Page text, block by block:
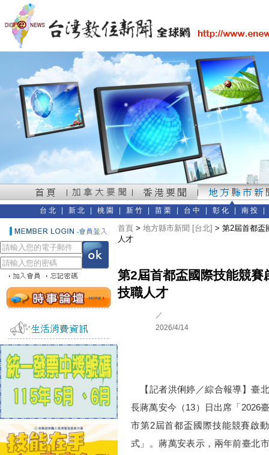
台北 新北 桃園 新竹 苗栗 台中 彰化 南投
首頁 > 地方縣市新聞 [台北] > 第2屆首都盃
人才
第2屆首都盃國際技能競
技職人才
／
2026/4/14
【記者洪俐婷／綜合報導】臺
長蔣萬安今（13）日出席「2026
市第2屆首都盃國際技能競賽啟
式」。蔣萬安表示，兩年前臺北